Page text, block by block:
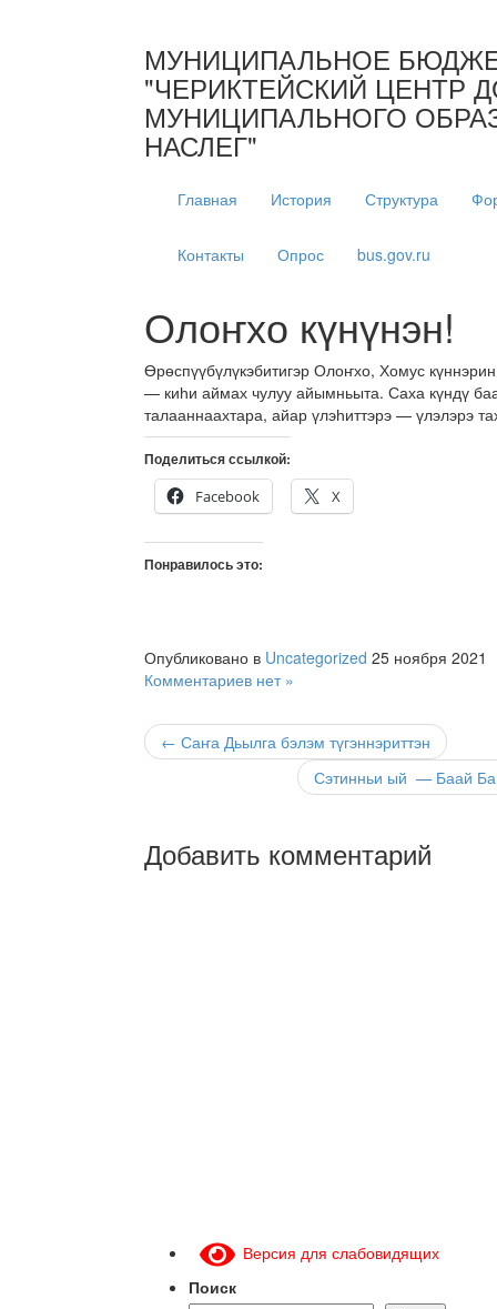
МУНИЦИПАЛЬНОЕ
"ЧЕРИКТЕЙСКИЙ ЦЕНТР
МУНИЦИПАЛЬНОГО
НАСЛЕГ"
Главная История Структура
Контакты Опрос bus.gov.ru
Олоҥхо күнүнэн!
Өрөспүүбүлүкэбитигэр Олоҥхо, Хомус
— киһи аймах чулуу айымньыта. Саха күндү
талааннаахтара, айар үлэһиттэрэ — үлэлэрэ
Поделиться ссылкой:
Facebook
X
Понравилось это:
Опубликовано в Uncategorized 25 ноября 2021
Комментариев нет »
← Саҥа Дьылга бэлэм түгэннэриттэн
Сэтинньи ый — Баай
Добавить комментарий
Версия для слабовидящих
Поиск